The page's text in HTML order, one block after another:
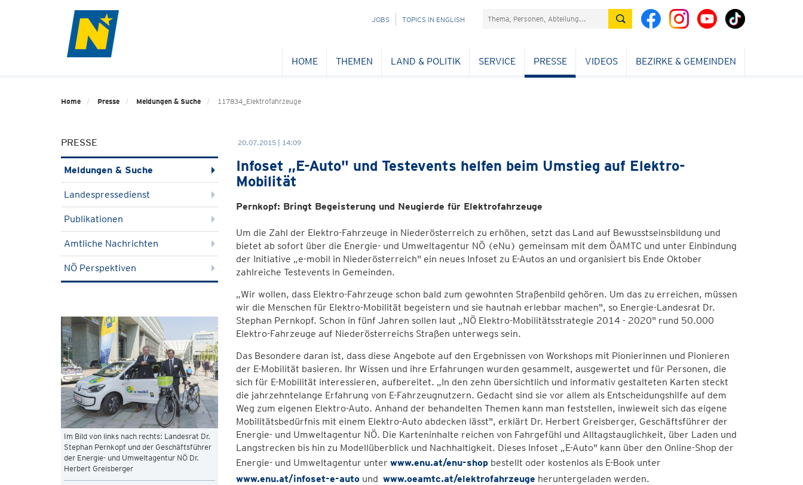
NAVIGATION
JOBS TOPICS IN ENGLISH Suchefeld
HOME THEMEN LAND & POLITIK SERVICE PRESSE VIDEOS BEZIRKE & GEMEINDEN
Home Presse Meldungen & Suche 117834_Elektrofahrzeuge
PRESSE
Meldungen & Suche
Landespressedienst
Publikationen
Amtliche Nachrichten
NÖ Perspektiven
Im Bild von links nach rechts: Landesrat Dr.
Stephan Pernkopf und der Geschäftsführer
der Energie- und Umweltagentur NÖ Dr.
Herbert Greisberger
20.07.2015 | 14:09
Infoset „E-Auto" und Testevents helfen beim Umstieg auf Elektro-
Mobilität
Pernkopf: Bringt Begeisterung und Neugierde für Elektrofahrzeuge
Um die Zahl der Elektro-Fahrzeuge in Niederösterreich zu erhöhen, setzt das Land auf Bewusstseinsbildung und
bietet ab sofort über die Energie- und Umweltagentur NÖ (eNu) gemeinsam mit dem ÖAMTC und unter Einbindung
der Initiative „e-mobil in Niederösterreich" ein neues Infoset zu E-Autos an und organisiert bis Ende Oktober
zahlreiche Testevents in Gemeinden.
„Wir wollen, dass Elektro-Fahrzeuge schon bald zum gewohnten Straßenbild gehören. Um das zu erreichen, müssen
wir die Menschen für Elektro-Mobilität begeistern und sie hautnah erlebbar machen", so Energie-Landesrat Dr.
Stephan Pernkopf. Schon in fünf Jahren sollen laut „NÖ Elektro-Mobilitätsstrategie 2014 - 2020" rund 50.000
Elektro-Fahrzeuge auf Niederösterreichs Straßen unterwegs sein.
Das Besondere daran ist, dass diese Angebote auf den Ergebnissen von Workshops mit Pionierinnen und Pionieren
der E-Mobilität basieren. Ihr Wissen und ihre Erfahrungen wurden gesammelt, ausgewertet und für Personen, die
sich für E-Mobilität interessieren, aufbereitet. „In den zehn übersichtlich und informativ gestalteten Karten steckt
die jahrzehntelange Erfahrung von E-Fahrzeugnutzern. Gedacht sind sie vor allem als Entscheidungshilfe auf dem
Weg zum eigenen Elektro-Auto. Anhand der behandelten Themen kann man feststellen, inwieweit sich das eigene
Mobilitätsbedürfnis mit einem Elektro-Auto abdecken lässt", erklärt Dr. Herbert Greisberger, Geschäftsführer der
Energie- und Umweltagentur NÖ. Die Karteninhalte reichen von Fahrgefühl und Alltagstauglichkeit, über Laden und
Langstrecken bis hin zu Modellüberblick und Nachhaltigkeit. Dieses Infoset „E-Auto" kann über den Online-Shop der
Energie- und Umweltagentur unter www.enu.at/enu-shopbestellt oder kostenlos als E-Book unter
www.enu.at/infoset-e-autound www.oeamtc.at/elektrofahrzeuge heruntergeladen werden.